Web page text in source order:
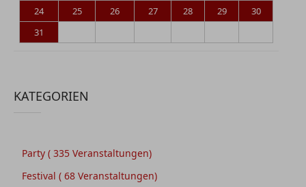
24
25 26 27 28 29
30
31
KATEGORIEN
Party ( 335 Veranstaltungen)
Festival ( 68 Veranstaltungen)